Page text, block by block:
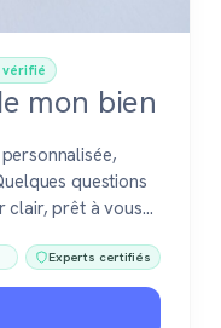
vérifié
mon bien
questions
clair, prêt à vous
100 %
Experts certifiés